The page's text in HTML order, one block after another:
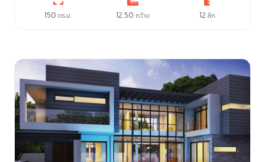
150 ตร.ม. 12.50 กว้าง 12 ลึก